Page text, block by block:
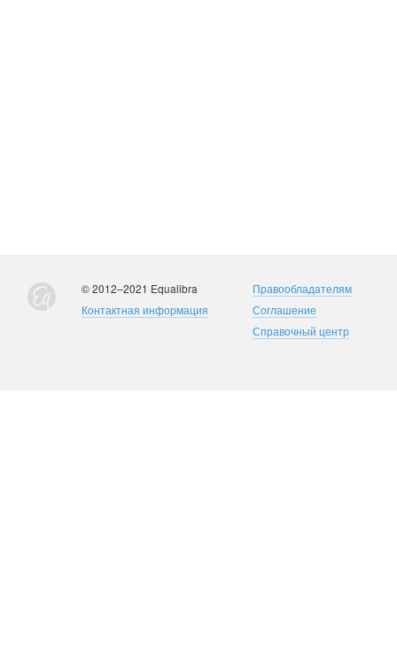
© 2012–2021 Equalibra
Контактная информация
Правообладателям
Соглашение
Справочный центр